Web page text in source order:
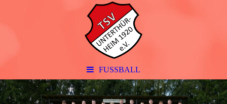
FUSSBALL